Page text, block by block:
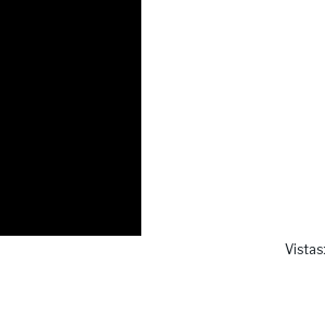
Vistas: